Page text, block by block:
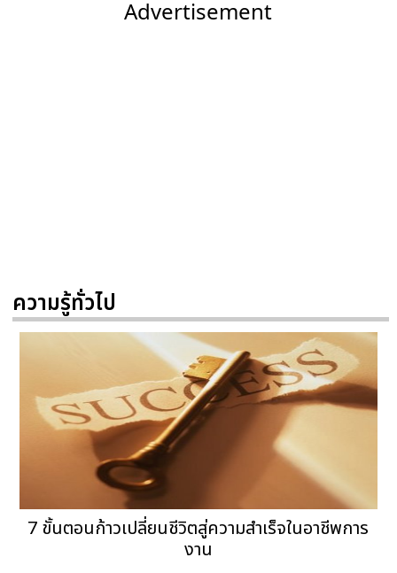
Advertisement
ความรู้ทั่วไป
7 ขั้นตอนก้าวเปลี่ยนชีวิตสู่ความสำเร็จในอาชีพการ
งาน